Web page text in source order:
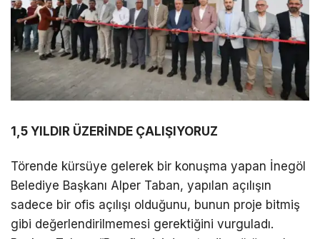
1,5 YILDIR ÜZERİNDE ÇALIŞIYORUZ
Törende kürsüye gelerek bir konuşma yapan İnegöl
Belediye Başkanı Alper Taban, yapılan açılışın
sadece bir ofis açılışı olduğunu, bunun proje bitmiş
gibi değerlendirilmemesi gerektiğini vurguladı.